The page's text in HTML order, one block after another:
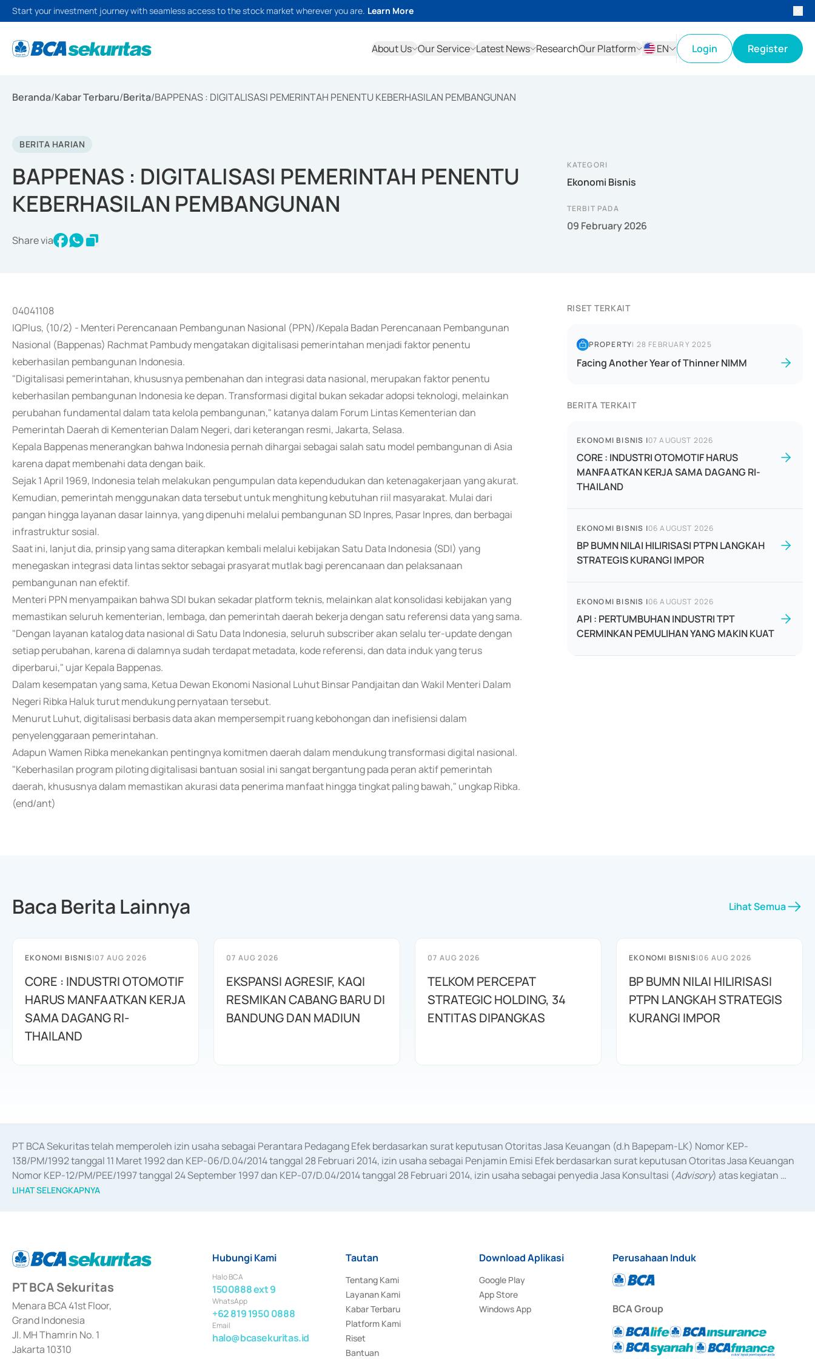
Start your investment journey with seamless access to the stock market wherever you are. Learn More
About Us Our Service Latest News ResearchOur Platform
EN
Login Register
Beranda/Kabar Terbaru/Berita/BAPPENAS : DIGITALISASI PEMERINTAH PENENTU KEBERHASILAN PEMBANGUNAN
BERITA HARIAN
BAPPENAS : DIGITALISASI PEMERINTAH PENENTU
KEBERHASILAN PEMBANGUNAN
Share via
KATEGORI
Ekonomi Bisnis
TERBIT PADA
09 February 2026
04041108
IQPlus, (10/2) - Menteri Perencanaan Pembangunan Nasional (PPN)/Kepala Badan Perencanaan Pembangunan
Nasional (Bappenas) Rachmat Pambudy mengatakan digitalisasi pemerintahan menjadi faktor penentu
keberhasilan pembangunan Indonesia.
"Digitalisasi pemerintahan, khususnya pembenahan dan integrasi data nasional, merupakan faktor penentu
keberhasilan pembangunan Indonesia ke depan. Transformasi digital bukan sekadar adopsi teknologi, melainkan
perubahan fundamental dalam tata kelola pembangunan," katanya dalam Forum Lintas Kementerian dan
Pemerintah Daerah di Kementerian Dalam Negeri, dari keterangan resmi, Jakarta, Selasa.
Kepala Bappenas menerangkan bahwa Indonesia pernah dihargai sebagai salah satu model pembangunan di Asia
karena dapat membenahi data dengan baik.
Sejak 1 April 1969, Indonesia telah melakukan pengumpulan data kependudukan dan ketenagakerjaan yang akurat.
Kemudian, pemerintah menggunakan data tersebut untuk menghitung kebutuhan riil masyarakat. Mulai dari
pangan hingga layanan dasar lainnya, yang dipenuhi melalui pembangunan SD Inpres, Pasar Inpres, dan berbagai
infrastruktur sosial.
Saat ini, lanjut dia, prinsip yang sama diterapkan kembali melalui kebijakan Satu Data Indonesia (SDI) yang
menegaskan integrasi data lintas sektor sebagai prasyarat mutlak bagi perencanaan dan pelaksanaan
pembangunan nan efektif.
Menteri PPN menyampaikan bahwa SDI bukan sekadar platform teknis, melainkan alat konsolidasi kebijakan yang
memastikan seluruh kementerian, lembaga, dan pemerintah daerah bekerja dengan satu referensi data yang sama.
"Dengan layanan katalog data nasional di Satu Data Indonesia, seluruh subscriber akan selalu ter-update dengan
setiap perubahan, karena di dalamnya sudah terdapat metadata, kode referensi, dan data induk yang terus
diperbarui," ujar Kepala Bappenas.
Dalam kesempatan yang sama, Ketua Dewan Ekonomi Nasional Luhut Binsar Pandjaitan dan Wakil Menteri Dalam
Negeri Ribka Haluk turut mendukung pernyataan tersebut.
Menurut Luhut, digitalisasi berbasis data akan mempersempit ruang kebohongan dan inefisiensi dalam
penyelenggaraan pemerintahan.
Adapun Wamen Ribka menekankan pentingnya komitmen daerah dalam mendukung transformasi digital nasional.
"Keberhasilan program piloting digitalisasi bantuan sosial ini sangat bergantung pada peran aktif pemerintah
daerah, khususnya dalam memastikan akurasi data penerima manfaat hingga tingkat paling bawah," ungkap Ribka.
(end/ant)
RISET TERKAIT
PROPERTY| 28 FEBRUARY 2025
Facing Another Year of Thinner NIMM
BERITA TERKAIT
EKONOMI BISNIS |07 AUGUST 2026
CORE : INDUSTRI OTOMOTIF HARUS
MANFAATKAN KERJA SAMA DAGANG RI-
THAILAND
EKONOMI BISNIS |06 AUGUST 2026
BP BUMN NILAI HILIRISASI PTPN LANGKAH
STRATEGIS KURANGI IMPOR
EKONOMI BISNIS |06 AUGUST 2026
API : PERTUMBUHAN INDUSTRI TPT
CERMINKAN PEMULIHAN YANG MAKIN KUAT
Baca Berita Lainnya Lihat Semua
EKONOMI BISNIS|07 AUG 2026
CORE : INDUSTRI OTOMOTIF
HARUS MANFAATKAN KERJA
SAMA DAGANG RI-
THAILAND
07 AUG 2026
EKSPANSI AGRESIF, KAQI
RESMIKAN CABANG BARU DI
BANDUNG DAN MADIUN
07 AUG 2026
TELKOM PERCEPAT
STRATEGIC HOLDING, 34
ENTITAS DIPANGKAS
EKONOMI BISNIS|06 AUG 2026
BP BUMN NILAI HILIRISASI
PTPN LANGKAH STRATEGIS
KURANGI IMPOR
PT BCA Sekuritas telah memperoleh izin usaha sebagai Perantara Pedagang Efek berdasarkan surat keputusan Otoritas Jasa Keuangan (d.h Bapepam-LK) Nomor KEP-
138/PM/1992 tanggal 11 Maret 1992 dan KEP-06/D.04/2014 tanggal 28 Februari 2014, izin usaha sebagai Penjamin Emisi Efek berdasarkan surat keputusan Otoritas Jasa Keuangan
Nomor KEP-12/PM/PEE/1997 tanggal 24 September 1997 dan KEP-07/D.04/2014 tanggal 28 Februari 2014, izin usaha sebagai penyedia Jasa Konsultasi (Advisory) atas kegiatan
merger, akuisisi, divestasi, dan
LIHAT SELENGKAPNYA
PT BCA Sekuritas
Menara BCA 41st Floor,
Grand Indonesia
Jl. MH Thamrin No. 1
Jakarta 10310
Hubungi Kami
Halo BCA
1500888 ext 9
WhatsApp
+62 819 1950 0888
Email
halo@bcasekuritas.id
Tautan
Tentang Kami
Layanan Kami
Kabar Terbaru
Platform Kami
Riset
Bantuan
Download Aplikasi
Google Play
App Store
Windows App
Perusahaan Induk
BCA Group